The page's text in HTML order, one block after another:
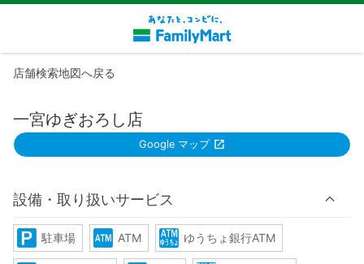
店舗検索地図へ戻る
一宮ゆぎおろし店
Google マップ
設備・取り扱いサービス
駐車場 ATM ゆうちょ銀行ATM